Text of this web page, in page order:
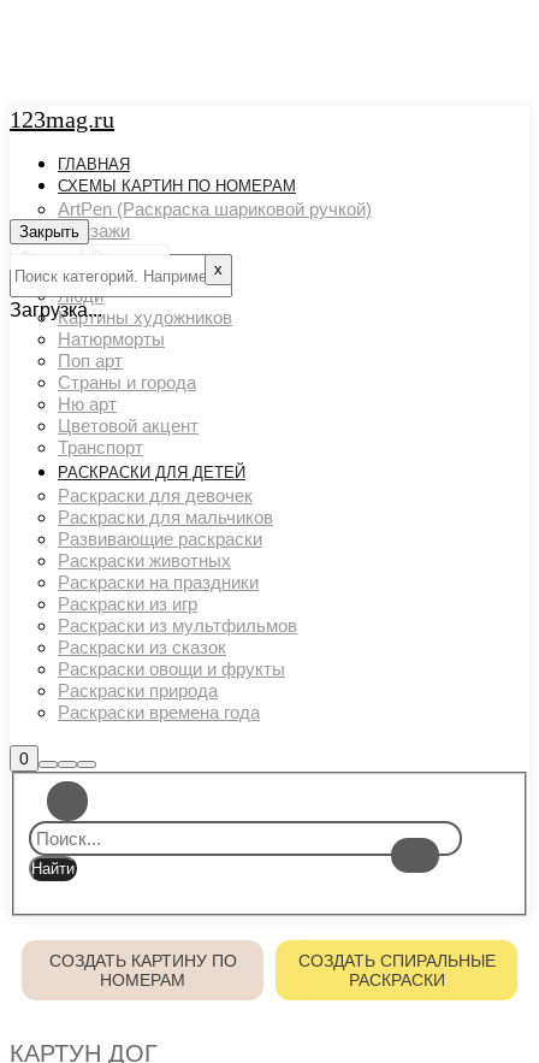
123mag.ru
ГЛАВНАЯ
СХЕМЫ КАРТИН ПО НОМЕРАМ
ArtPen (Раскраска шариковой ручкой)
Пейзажи
Арт картины
Животный мир
Люди
Картины художников
Натюрморты
Поп арт
Страны и города
Ню арт
Цветовой акцент
Транспорт
РАСКРАСКИ ДЛЯ ДЕТЕЙ
Раскраски для девочек
Раскраски для мальчиков
Развивающие раскраски
Раскраски животных
Раскраски на праздники
Раскраски из игр
Раскраски из мультфильмов
Раскраски из сказок
Раскраски овощи и фрукты
Раскраски природа
Раскраски времена года
0Боковая
панель
магазина
Найти
Больше
информации
Главное
меню
СОЗДАТЬ КАРТИНУ ПО
НОМЕРАМ
СОЗДАТЬ СПИРАЛЬНЫЕ
РАСКРАСКИ
КАРТУН ДОГ
Закрыть
Фильтр
Очистить
Закрыть
х
Загрузка...